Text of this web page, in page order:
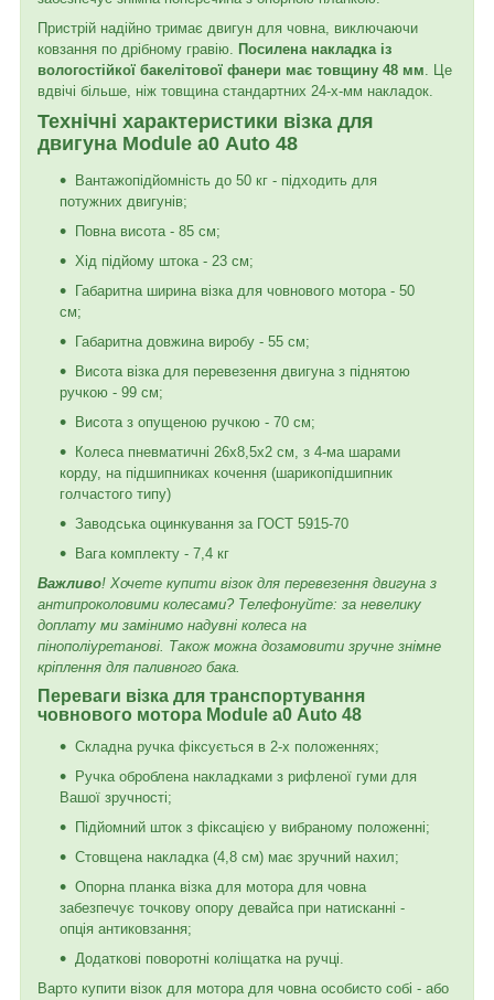
Пристрій надійно тримає двигун для човна, виключаючи
ковзання по дрібному гравію.
Посилена накладка із
вологостійкої бакелітової фанери має товщину 48 мм . Це
вдвічі більше, ніж товщина стандартних 24-х-мм накладок.
Технічні характеристики візка для
двигуна Module а0 Auto 48
Вантажопідйомність до 50 кг - підходить для
потужних двигунів;
Повна висота - 85 см;
Хід підйому штока - 23 см;
Габаритна ширина візка для човнового мотора - 50
см;
Габаритна довжина виробу - 55 см;
Висота візка для перевезення двигуна з піднятою
ручкою - 99 см;
Висота з опущеною ручкою - 70 см;
Колеса пневматичні 26х8,5х2 см, з 4-ма шарами
корду, на підшипниках кочення (шарикопідшипник
голчастого типу)
Заводська оцинкування за ГОСТ 5915-70
Вага комплекту - 7,4 кг
Важливо! Хочете купити візок для перевезення двигуна з
антипроколовими колесами? Телефонуйте: за невелику
доплату ми замінимо надувні колеса на
пінополіуретанові. Також можна дозамовити зручне знімне
кріплення для паливного бака.
Переваги візка для транспортування
човнового мотора Module а0 Auto 48
Складна ручка фіксується в 2-х положеннях;
Ручка оброблена накладками з рифленої гуми для
Вашої зручності;
Підйомний шток з фіксацією у вибраному положенні;
Стовщена накладка (4,8 см) має зручний нахил;
Опорна планка візка для мотора для човна
забезпечує точкову опору девайса при натисканні -
опція антиковзання;
Додаткові поворотні коліщатка на ручці.
Варто купити візок для мотора для човна особисто собі - або